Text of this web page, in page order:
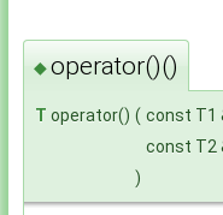
◆operator()()
T operator() ( const T1
const T2
)